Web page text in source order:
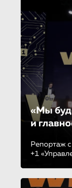
«Мы
и
Репортаж
+1